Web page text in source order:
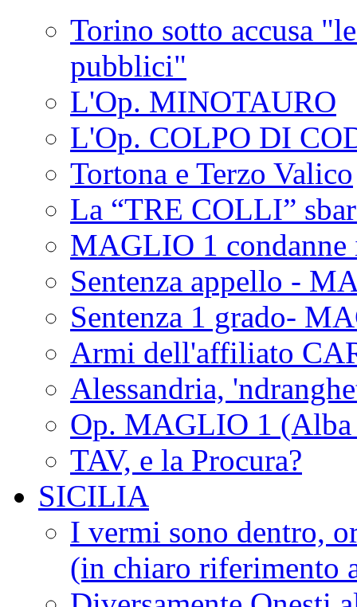
Torino sotto accusa
pubblici"
L'Op. MINOTAURO
L'Op. COLPO DI
Tortona e Terzo Valico
La “TRE COLLI”
MAGLIO 1 condanne
Sentenza appello -
Sentenza 1 grado-
Armi dell'affiliato
Alessandria,
Op. MAGLIO 1 (Alba
TAV, e la Procura?
SICILIA
I vermi sono dentro,
(in chiaro riferimento